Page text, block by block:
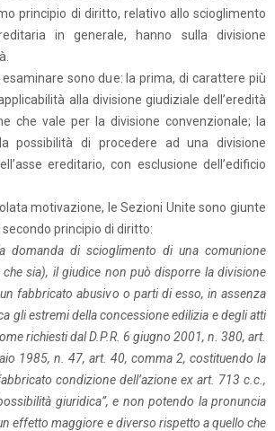
principio di diritto, relativo allo scioglimento
in generale, hanno sulla divisione
esaminare sono due: la prima, di carattere più
alla divisione giudiziale dell’eredità
che vale per la divisione convenzionale; la
possibilità di procedere ad una divisione
ereditario, con esclusione dell’edificio
motivazione, le Sezioni Unite sono giunte
principio di diritto:
domanda di scioglimento di una comunione
sia), il giudice non può disporre la divisione
fabbricato abusivo o parti di esso, in assenza
gli estremi della concessione edilizia e degli atti
richiesti dal D.P.R. 6 giugno 2001, n. 380, art.
1985, n. 47, art. 40, comma 2, costituendo la
condizione dell’azione ex art. 713 c.c.,
giuridica”, e non potendo la pronuncia
effetto maggiore e diverso rispetto a quello che